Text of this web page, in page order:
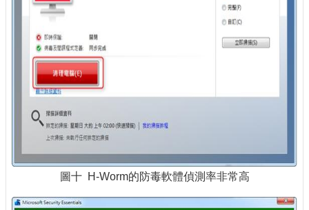
圖十 H-Worm的防毒軟體偵測率非常高